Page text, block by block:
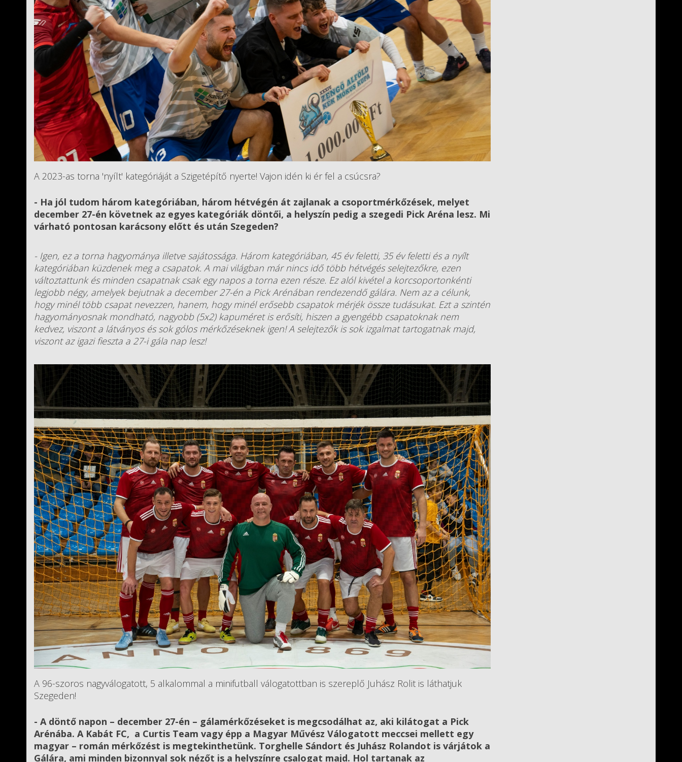
A 2023-as torna 'nyílt' kategóriáját a Szigetépítő nyerte! Vajon idén ki ér fel a csúcsra?
- Ha jól tudom három kategóriában, három hétvégén át zajlanak a csoportmérkőzések, melyet
december 27-én követnek az egyes kategóriák döntői, a helyszín pedig a szegedi Pick Aréna lesz. Mi
várható pontosan karácsony előtt és után Szegeden?
- Igen, ez a torna hagyománya illetve sajátossága. Három kategóriában, 45 év feletti, 35 év feletti és a nyílt
kategóriában küzdenek meg a csapatok. A mai világban már nincs idő több hétvégés selejtezőkre, ezen
változtattunk és minden csapatnak csak egy napos a torna ezen része. Ez alól kivétel a korcsoportonkénti
legjobb négy, amelyek bejutnak a december 27-én a Pick Arénában rendezendő gálára. Nem az a célunk,
hogy minél több csapat nevezzen, hanem, hogy minél erősebb csapatok mérjék össze tudásukat. Ezt a szintén
hagyományosnak mondható, nagyobb (5x2) kapuméret is erősíti, hiszen a gyengébb csapatoknak nem
kedvez, viszont a látványos és sok gólos mérkőzéseknek igen! A selejtezők is sok izgalmat tartogatnak majd,
viszont az igazi fieszta a 27-i gála nap lesz!
A 96-szoros nagyválogatott, 5 alkalommal a minifutball válogatottban is szereplő Juhász Rolit is láthatjuk
Szegeden!
- A döntő napon – december 27-én – gálamérkőzéseket is megcsodálhat az, aki kilátogat a Pick
Arénába. A Kabát FC, a Curtis Team vagy épp a Magyar Művész Válogatott meccsei mellett egy
magyar – román mérkőzést is megtekinthetünk. Torghelle Sándort és Juhász Rolandot is várjátok a
Gálára, ami minden bizonnyal sok nézőt is a helyszínre csalogat majd. Hol tartanak az